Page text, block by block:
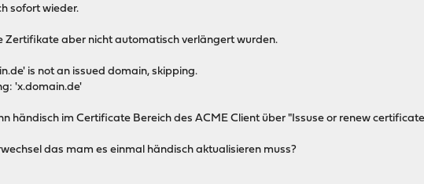
sofort wieder.
Zertifikate aber nicht automatisch verlängert wurden.
is not an issued domain, skipping.
'x.domain.de'
händisch im Certificate Bereich des ACME Client über "Issuse or renew
das mam es einmal händisch aktualisieren muss?